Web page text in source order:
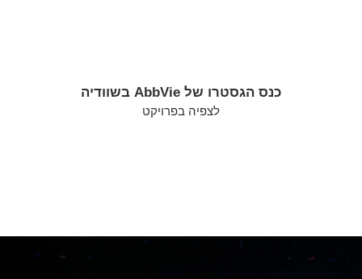
כנס הגסטרו של AbbVie בשוודיה
לצפיה בפרויקט